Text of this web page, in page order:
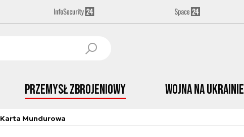
Przemysł Zbrojeniowy Wojna na Ukrainie
Karta Mundurowa